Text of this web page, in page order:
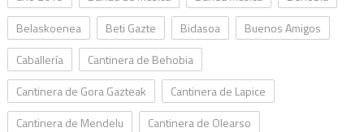
Belaskoenea
Beti Gazte Bidasoa
Buenos Amigos
Caballería
Cantinera de Behobia
Cantinera de Gora Gazteak
Cantinera de Lapice
Cantinera de Mendelu
Cantinera de Olearso